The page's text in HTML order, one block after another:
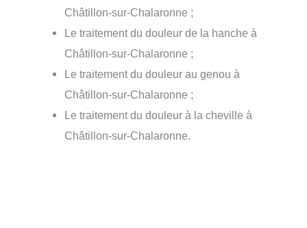
Châtillon-sur-Chalaronne ;
Le traitement du douleur de la hanche à
Châtillon-sur-Chalaronne ;
Le traitement du douleur au genou à
Châtillon-sur-Chalaronne ;
Le traitement du douleur à la cheville à
Châtillon-sur-Chalaronne.